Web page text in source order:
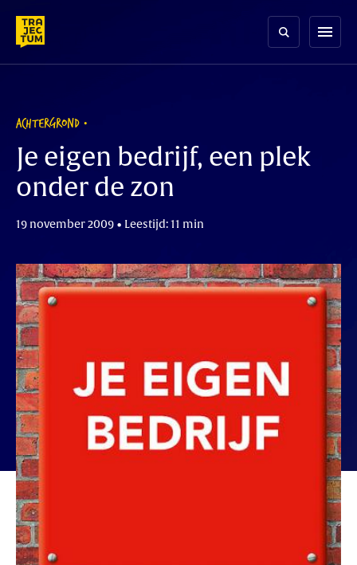
content
menu
ACHTERGROND
Je eigen bedrijf, een plek
onder de zon
19 november 2009 • Leestijd: 11 min